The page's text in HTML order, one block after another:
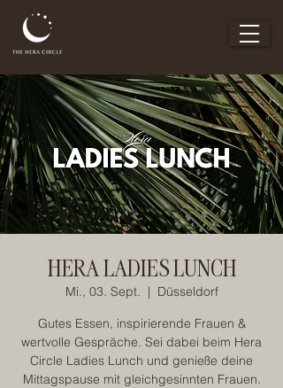
HERA LADIES LUNCH
Mi., 03. Sept.
  |
Düsseldorf
Gutes Essen, inspirierende Frauen &
wertvolle Gespräche. Sei dabei beim Hera
Circle Ladies Lunch und genieße deine
Mittagspause mit gleichgesinnten Frauen.